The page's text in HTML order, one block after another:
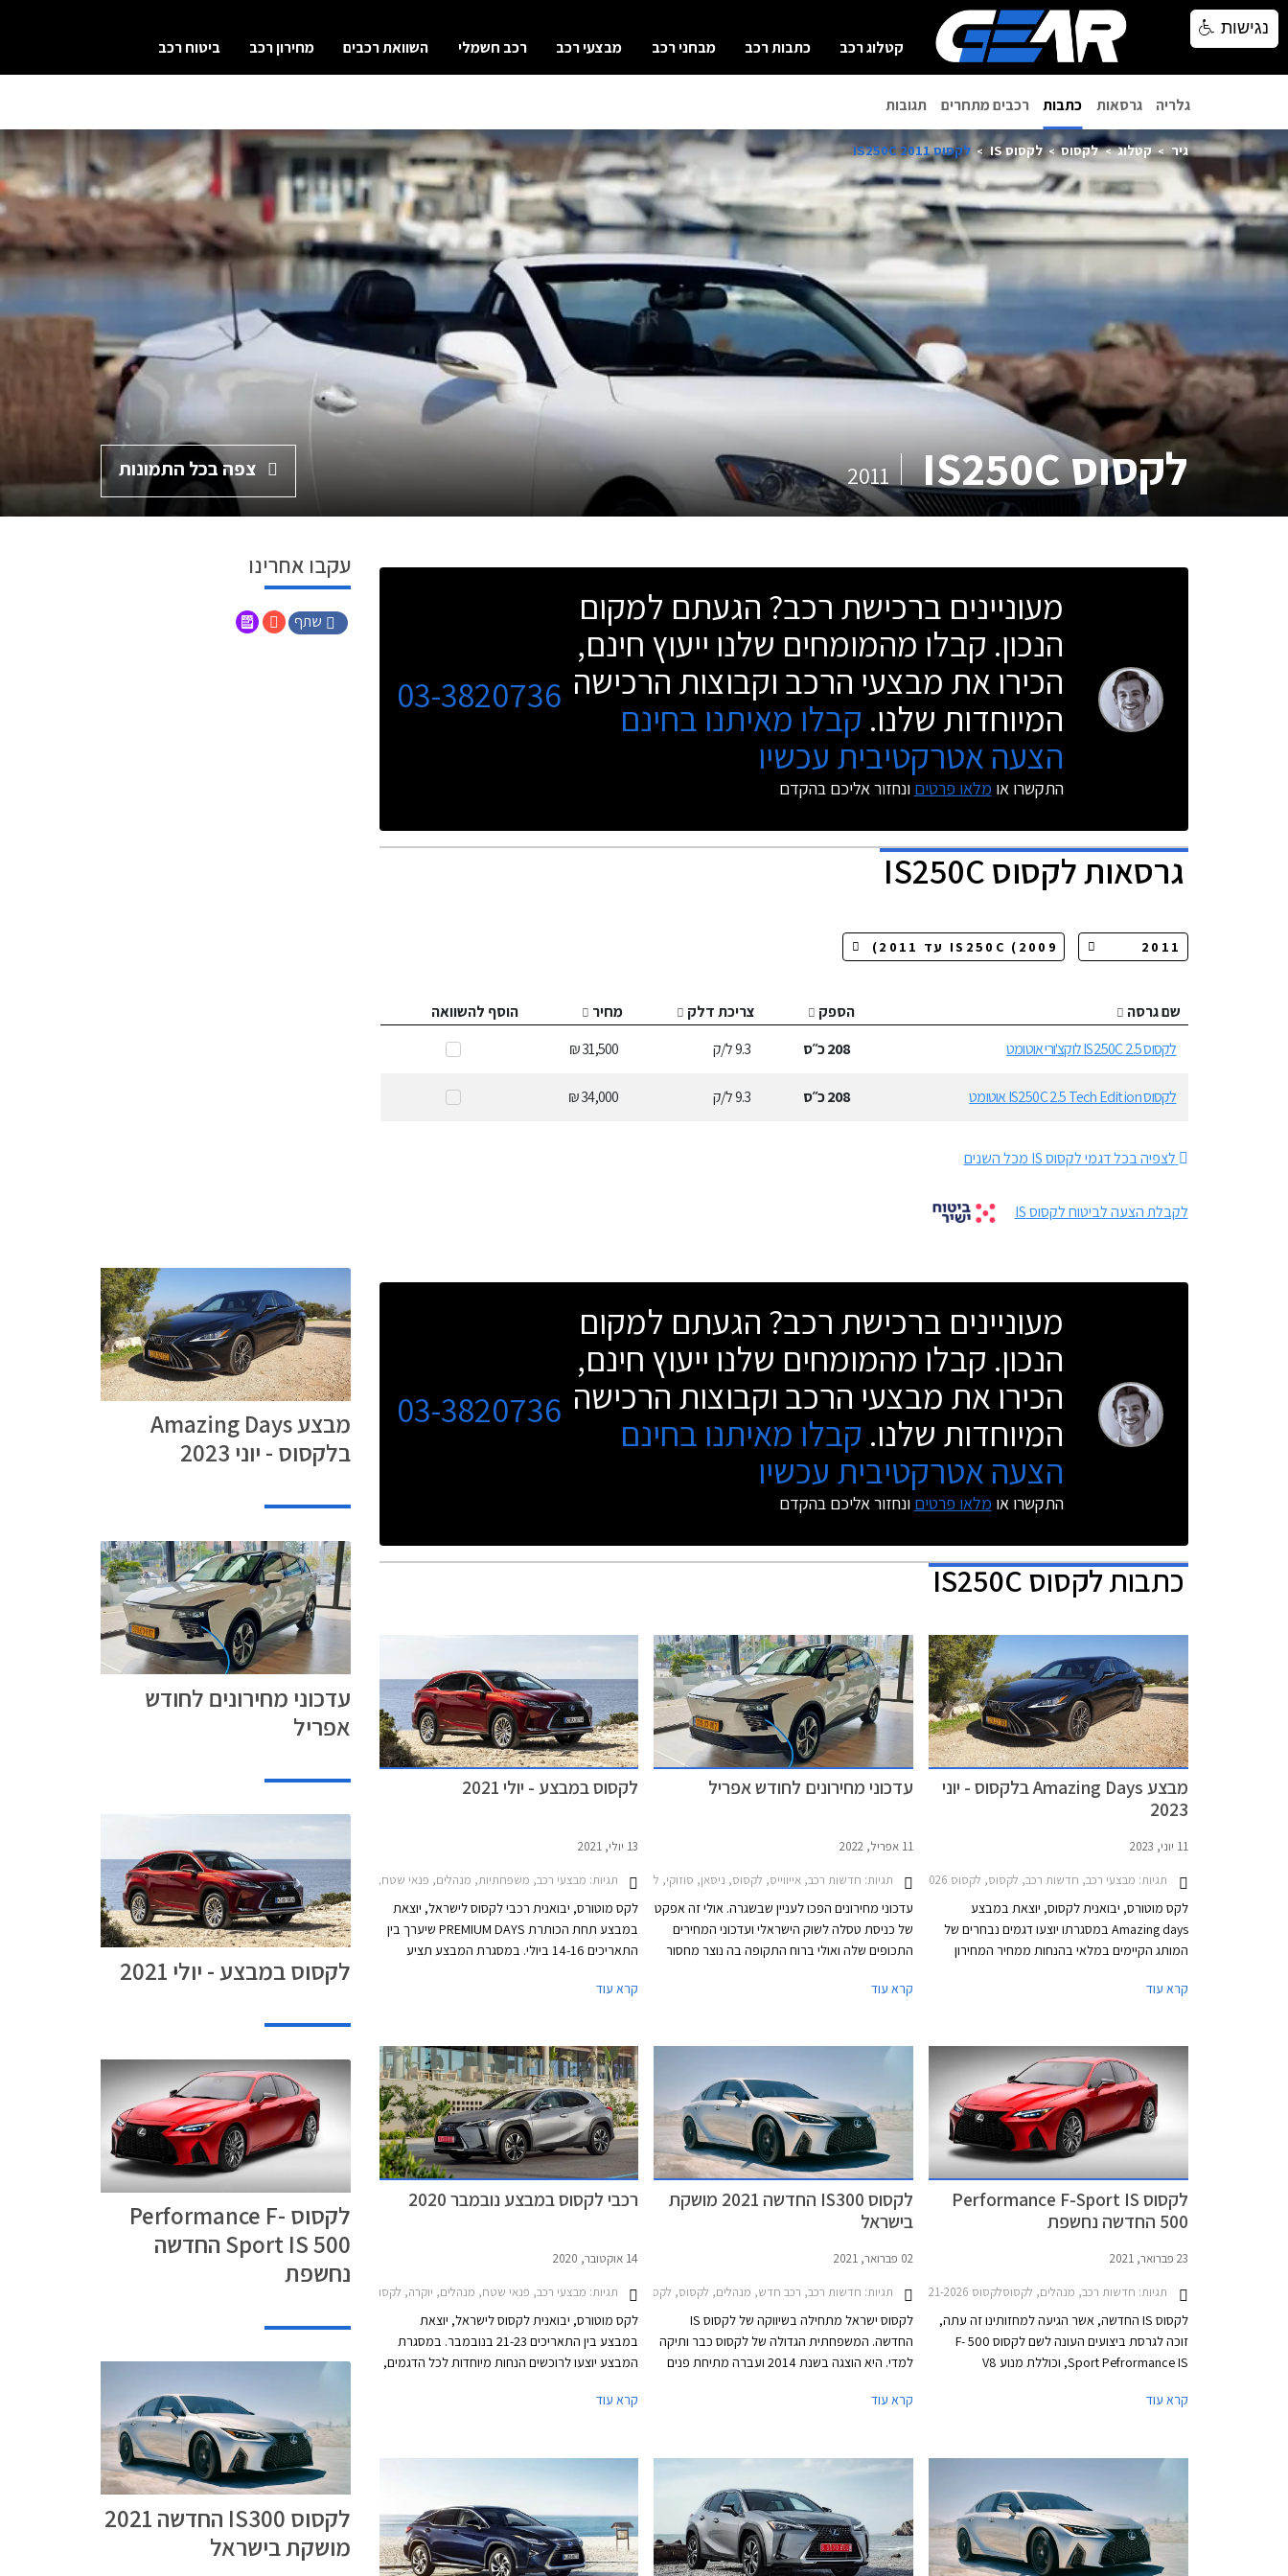
קטלוג רכב כתבות רכב מבחני רכב מבצעי רכב רכב חשמלי השוואת רכבים מחירון רכב ביטוח רכב
גלריה גרסאות כתבות רכבים מתחרים תגובות
גיר קטלוג לקסוס לקסוס IS לקסוס IS250C 2011
לקסוס IS250C 2011 צפה בכל התמונות
מעוניינים ברכישת רכב? הגעתם למקום
הנכון. קבלו מהמומחים שלנו ייעוץ חינם,
הכירו את מבצעי הרכב וקבוצות הרכישה
המיוחדות שלנו. קבלו מאיתנו בחינם
הצעה אטרקטיבית עכשיו
התקשרו או מלאו פרטים ונחזור אליכם בהקדם
03-3820736
גרסאותלקסוס IS250C
שם גרסה הספק צריכת דלק מחיר
הוסף להשוואה
לקסוס IS250C 2.5 לוקצ'ורי אוטומט
208כ״ס 9.3ל/ק 31,500 ₪
לקסוס IS250C 2.5 Tech Edition אוטומט 208כ״ס 9.3ל/ק 34,000 ₪
לצפיה בכל דגמי לקסוס IS מכל השנים
לקבלת הצעה לביטוח לקסוס IS
עקבו אחרינו
שתף
מעוניינים ברכישת רכב? הגעתם למקום
הנכון. קבלו מהמומחים שלנו ייעוץ חינם,
הכירו את מבצעי הרכב וקבוצות הרכישה
המיוחדות שלנו. קבלו מאיתנו בחינם
הצעה אטרקטיבית עכשיו
התקשרו או מלאו פרטים ונחזור אליכם בהקדם
03-3820736
כתבותלקסוס IS250C
מבצע Amazing Days בלקסוס - יוני
2023
11 יוני, 2023
תגיות: מבצעי רכב, חדשות רכב, לקסוס, לקסוס IS 2021-2026, לקסוס ES 2021-2026, לקסוס RX 2022-2026לקסוס UX 2019-2026
לקס מוטורס, יבואנית לקסוס, יוצאת במבצע
Amazing days במסגרתו יוצעו דגמים נבחרים של
המותג הקיימים במלאי בהנחות ממחיר המחירון
בהסדרת התשלום המלא לא יאוחר מתאריך ה-
המלאי.
קרא עוד
עדכוני מחירונים לחודש אפריל
11 אפריל, 2022
תגיות: חדשות רכב, אייווייס, לקסוס, ניסאן, סוזוקי, לקסוס IS 2021-2026, אייווייס U5 2021-2023, לקסוס LS 2018-2021, לקסוס NX 2022-2026, ניסאן ג'וק 2020-2024, ניסאן מיקרה 2019-2023, ניסאן אלטימה 2019-2023, סוזוקי איגניס 2020-2025, סוזוקי סוויפט 2020-2024סוזוקי ג'ימני 2019-2025
עדכוני מחירונים הפכו לעניין שבשגרה. אולי זה אפקט
של כניסת טסלה לשוק הישראלי ועדכוני המחירים
התכופים שלה ואולי ברוח התקופה בה נוצר מחסור
ממפעלי הייצור של יצרניות הרכב משדרגים באופן
קרא עוד
לקסוס במבצע - יולי 2021
13 יולי, 2021
תגיות: מבצעי רכב, משפחתיות, מנהלים, פנאי שטח, לקסוס, לקסוס IS 2021-2026, לקסוס ES 2018-2021, לקסוס NX 2018-2021, לקסוס RX 2020-2022, לקסוס RX הייבריד 2020-2022לקסוס UX 2019-2026
לקס מוטורס, יבואנית רכבי לקסוס לישראל, יוצאת
במבצע תחת הכותרת PREMIUM DAYS שיערך בין
התאריכים 14-16 ביולי. במסגרת המבצע תציע
טרייד-אין אטרקטיביים, וכן שנת אחריות רביעית ללא
קרא עוד
לקסוס Performance F-Sport IS
500 החדשה נחשפת
23 פברואר, 2021
תגיות: חדשות רכב, מנהלים, לקסוסלקסוס IS 2021-2026
לקסוס IS החדשה, אשר הגיעה למחזותינו זה עתה,
זוכה לגרסת ביצועים העונה לשם לקסוס 500 F-
Sport Pefrormance IS, וכוללת מנוע V8
ולדיפרנציאל אחורי מוגבל החלקה מכני מסוג טורסון.
עם משקל של 1,765 ק"ג, מאיצה הלקסוס השרירית
מאפס למאה קמ"ש תוך 4.5 שניות.
קרא עוד
לקסוס IS300 החדשה 2021 מושקת
בישראל
02 פברואר, 2021
תגיות: חדשות רכב, רכב חדש, מנהלים, לקסוס, לקסוס IS Hybrid 2018-2021, לקסוס IS 2021-2026מחירון רכב
לקסוס ישראל מתחילה בשיווקה של לקסוס IS
החדשה. המשפחתית הגדולה של לקסוס כבר ותיקה
למדי. היא הוצגה בשנת 2014 ועברה מתיחת פנים
הנוכחית זכתה לטיפול עמוק יותר. העיצוב הפך נקי
התאורה המפוצלות פינו את מקומן לפנסים מעוצבים
עם גרפיקה פנימית נאה. קו המותניים שרירי,
והמשטח הקעור בתחתית הדלתות המתרומם לפני
הגלגל האחורי מעניק מראה יציב ורחב. הזנב מציג
יחידות תאורה המחוברות באמצעות פס לד, ספוילר
קרא עוד
רכבי לקסוס במבצע נובמבר 2020
14 אוקטובר, 2020
תגיות: מבצעי רכב, פנאי שטח, מנהלים, יוקרה, לקסוס, לקסוס IS Hybrid 2018-2021, לקסוס ES 2018-2021, לקסוס UX 2019-2026, לקסוס NX 2018-2021מבצע לקסוס נובמבר 2020
לקס מוטורס, יבואנית לקסוס לישראל, יוצאת
במבצע בין התאריכים 21-23 בנובמבר. במסגרת
המבצע יוצעו לרוכשים הנחות מיוחדות לכל הדגמים,
קרא עוד
מבצע Amazing Days
בלקסוס - יוני 2023
עדכוני מחירונים לחודש
אפריל
לקסוס במבצע - יולי 2021
לקסוס Performance F-
Sport IS 500 החדשה
נחשפת
לקסוס IS300 החדשה 2021
מושקת בישראל
נגישות
נגישות